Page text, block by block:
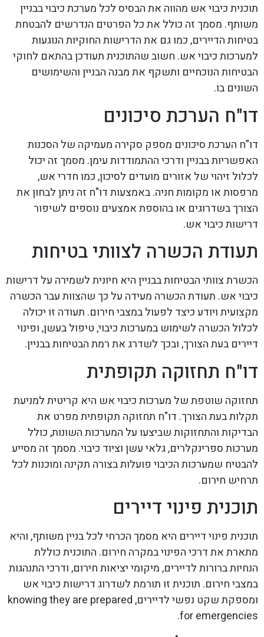
תוכנית כיבוי אש מהווה את הבסיס לכל מערכת כיבוי בבניין
משותף. מסמך זה כולל את כל הפרטים הנדרשים להבטחת
בטיחות הדיירים, כמו גם את הדרישות החוקיות הנוגעות
למערכות כיבוי אש. חשוב שהתוכנית תעודכן בהתאם לחוקי
הבטיחות הנוכחיים ותשקף את מבנה הבניין והשימושים
השונים בו.
דו"ח הערכת סיכונים
דו"ח הערכת סיכונים מספק סקירה מעמיקה של הסכנות
האפשריות בבניין ודרכי ההתמודדות עימן. מסמך זה יכול
לכלול זיהוי של אזורים מועדים לסיכון, כמו חדרי אש,
מרפסות או מקומות חניה. באמצעות דו"ח זה ניתן לבחון את
הצורך בשדרוגים או בהוספת אמצעים נוספים לשיפור
דרישות כיבוי אש.
תעודת הכשרה לצוותי בטיחות
הכשרת צוותי הבטיחות בבניין היא חיונית לשמירה על דרישות
כיבוי אש. תעודת הכשרה מעידה על כך שהצוות עבר הכשרה
מקצועית ויודע כיצד לפעול במצבי חירום. תעודה זו יכולה
לכלול הכשרה לשימוש במערכות כיבוי, טיפול בעשן, ופינוי
דיירים בעת הצורך, ובכך לשדרג את רמת הבטיחות בבניין.
דו"ח תחזוקה תקופתית
תחזוקה שוטפת של מערכות כיבוי אש היא קריטית למניעת
תקלות בעת הצורך. דו"ח תחזוקה תקופתית מפרט את
הבדיקות והתחזוקות שביצעו על המערכות השונות, כולל
מערכות ספרינקלרים, גלאי עשן וציוד כיבוי. מסמך זה מסייע
להבטיח שמערכות הכיבוי פועלות בצורה תקינה ומוכנות לכל
תרחיש חירום.
תוכנית פינוי דיירים
תוכנית פינוי דיירים היא מסמך הכרחי לכל בניין משותף, והיא
מתארת את דרכי הפינוי במקרה חירום. התוכנית כוללת
הנחיות ברורות לדיירים, מיקומי יציאות חירום, ודרכי התנהגות
במצבי חירום. תוכנית זו תורמת לשדרוג דרישות כיבוי אש
ומספקת שקט נפשי לדיירים, knowing they are prepared
for emergencies.